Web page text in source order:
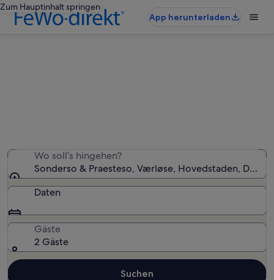
Zum Hauptinhalt springen
App herunterladen
Wo soll’s hingehen?
Sonderso & Praesteso, Værløse, Hovedstaden,
Daten
Gäste
2 Gäste
Suchen